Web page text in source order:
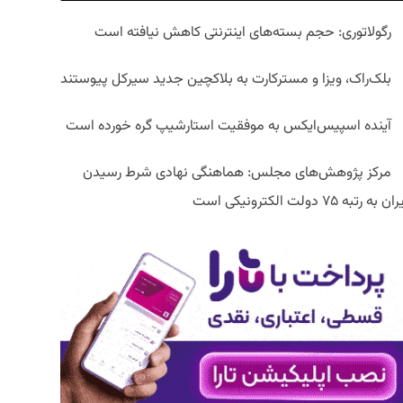
رگولاتوری: حجم بسته‌های اینترنتی کاهش نیافته است
بلک‌راک، ویزا و مسترکارت به بلاکچین جدید سیرکل پیوستند
آینده اسپیس‌ایکس به موفقیت استارشیپ گره خورده است
مرکز پژوهش‌های مجلس: هماهنگی نهادی شرط رسیدن
به رتبه ۷۵ دولت الکترونیکی است